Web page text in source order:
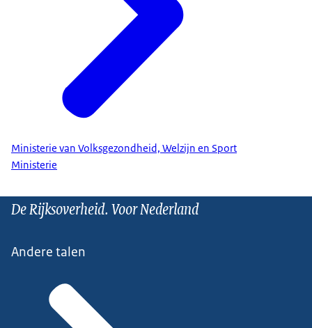
Ministerie van Volksgezondheid, Welzijn en Sport
Ministerie
De Rijksoverheid. Voor Nederland
Andere talen